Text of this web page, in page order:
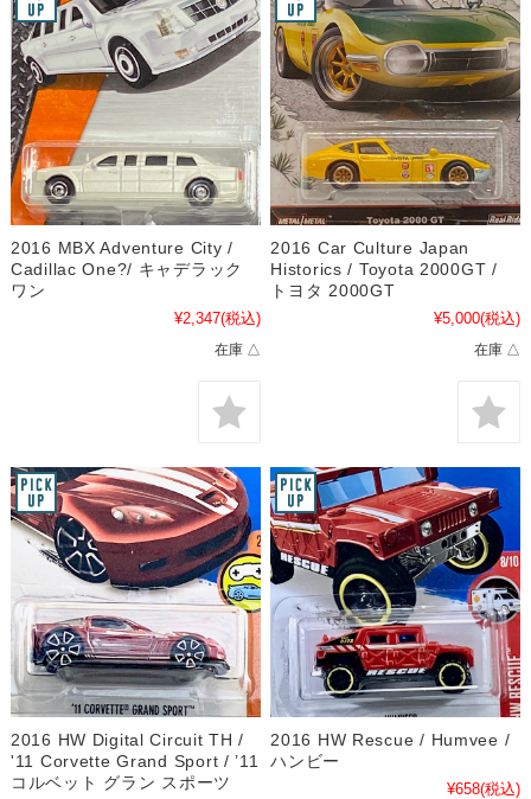
2016 MBX Adventure City /
Cadillac One?/ キャデラック
ワン
¥2,347(税込)
在庫 △
2016 Car Culture Japan
Historics / Toyota 2000GT /
トヨタ 2000GT
¥5,000(税込)
在庫 △
2016 HW Digital Circuit TH /
'11 Corvette Grand Sport / ’11
コルベット グラン スポーツ
2016 HW Rescue / Humvee /
ハンビー
¥658(税込)